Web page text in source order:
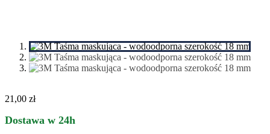
21,00 zł
Dostawa w 24h